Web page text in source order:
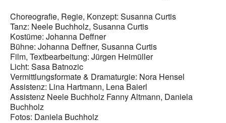
Choreografie, Regie, Konzept: Susanna Curtis
Tanz: Neele Buchholz, Susanna Curtis
Kostüme: Johanna Deffner
Bühne: Johanna Deffner, Susanna Curtis
Film, Textbearbeitung: Jürgen Heimüller
Licht: Sasa Batnozic
Vermittlungsformate & Dramaturgie: Nora Hensel
Assistenz: Lina Hartmann, Lena Baierl
Assistenz Neele Buchholz Fanny Altmann, Daniela
Buchholz
Fotos: Daniela Buchholz